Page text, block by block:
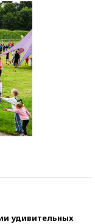
удивительных